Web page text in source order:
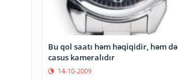
Bu qol saatı həm həqiqidir, həm də
casus kameralıdır
14-10-2009